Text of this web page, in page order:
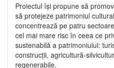
Proiectul își propune să
să protejeze patrimoniul
concentrează pe patru
cel mai mare risc în ceea ce
sustenabilă a patrimoniului:
construcții, agricultură-
regenerabile.